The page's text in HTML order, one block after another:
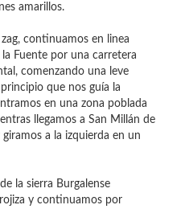
amarillos.
zag, continuamos en linea
Fuente por una carretera
comenzando una leve
que nos guía la
en una zona poblada
llegamos a San Millán de
a la izquierda en un
la sierra Burgalense
y continuamos por